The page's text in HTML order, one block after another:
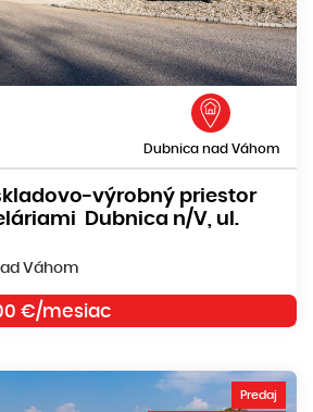
Dubnica nad Váhom
výrobný priestor
Dubnica n/V, ul.
Váhom
€/mesiac
Predaj